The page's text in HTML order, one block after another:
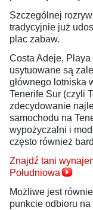
Szczególnej
tradycyjnie już
plac zabaw.
Costa Adeje,
usytuowane są
głównego lotniska
Tenerife Sur (czyli
zdecydowanie
samochodu na
wypożyczalni i
często również
Znajdź tani
Południowa
Możliwe jest
punkcie odbioru na